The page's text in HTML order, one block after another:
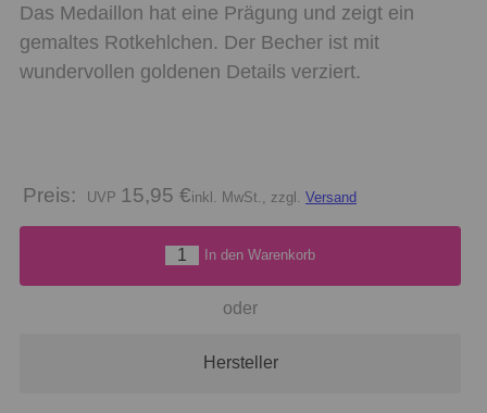
Das Medaillon hat eine Prägung und zeigt ein
gemaltes Rotkehlchen. Der Becher ist mit
wundervollen goldenen Details verziert.
Preis: 15,95 €inkl. MwSt., zzgl. Versand
In den Warenkorb
oder
Hersteller